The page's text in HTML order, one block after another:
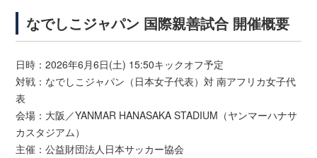
なでしこジャパン 国際親善試合 開催概要
日時：2026年6月6日(土) 15:50キックオフ予定
対戦：なでしこジャパン（日本女子代表）対 南アフリカ女子代
表
会場：大阪／YANMAR HANASAKA STADIUM（ヤンマーハナサ
カスタジアム）
主催：公益財団法人日本サッカー協会